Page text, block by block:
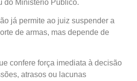
do Ministério Público.
já permite ao juiz suspender a
de armas, mas depende de
confere força imediata à decisão
atrasos ou lacunas